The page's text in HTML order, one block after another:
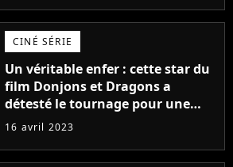
CINÉ SÉRIE
Un véritable enfer : cette star du
film Donjons et Dragons a
détesté le tournage pour une
raison très spéciale
16 avril 2023